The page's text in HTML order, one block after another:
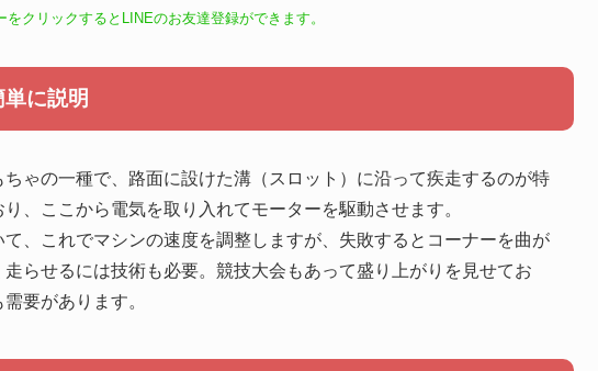
クリックするとLINEのお友達登録ができます。
に説明
ゃの一種で、路面に設けた溝（スロット）に沿って疾走するのが特
、ここから電気を取り入れてモーターを駆動させます。
、これでマシンの速度を調整しますが、失敗するとコーナーを曲が
らせるには技術も必要。競技大会もあって盛り上がりを見せてお
要があります。